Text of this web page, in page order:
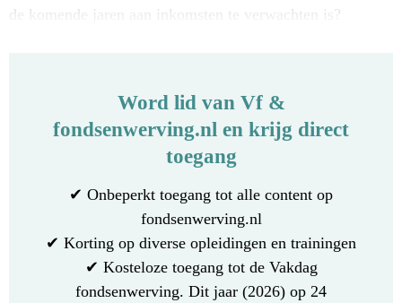
de komende jaren aan inkomsten te verwachten is?
Word lid van Vf &
fondsenwerving.nl en krijg direct
toegang
✔ Onbeperkt toegang tot alle content op
fondsenwerving.nl
✔ Korting op diverse opleidingen en trainingen
✔ Kosteloze toegang tot de Vakdag
fondsenwerving. Dit jaar (2026) op 24